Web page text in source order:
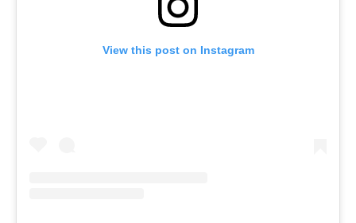
View this post on Instagram